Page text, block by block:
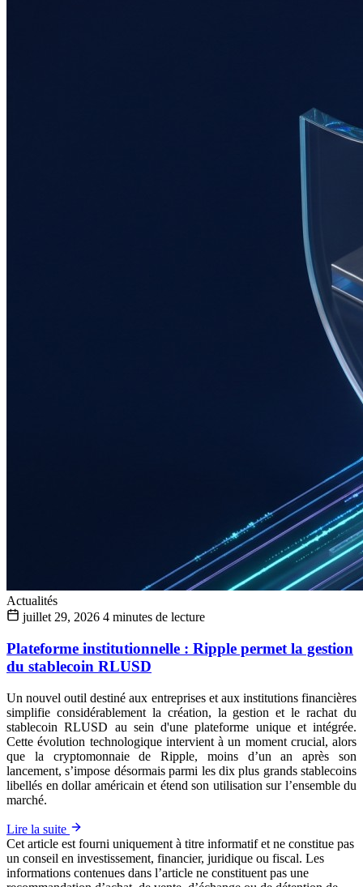
Actualités
juillet 29, 2026 4 minutes de lecture
Plateforme institutionnelle : Ripple permet la gestion
du stablecoin RLUSD
Un nouvel outil destiné aux entreprises et aux institutions financières
simplifie considérablement la création, la gestion et le rachat du
stablecoin RLUSD au sein d'une plateforme unique et intégrée.
Cette évolution technologique intervient à un moment crucial, alors
que la cryptomonnaie de Ripple, moins d’un an après son
lancement, s’impose désormais parmi les dix plus grands stablecoins
libellés en dollar américain et étend son utilisation sur l’ensemble du
marché.
Lire la suite
Cet article est fourni uniquement à titre informatif et ne constitue pas
un conseil en investissement, financier, juridique ou fiscal. Les
informations contenues dans l’article ne constituent pas une